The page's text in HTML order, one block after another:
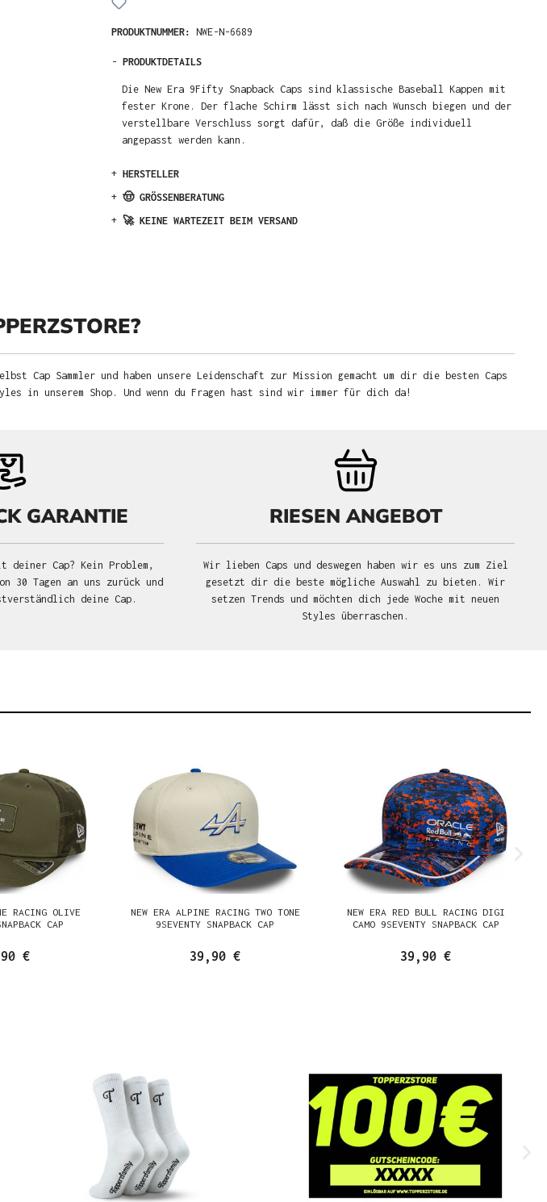
PRODUKTNUMMER: NWE-N-6689
- PRODUKTDETAILS
Die New Era 9Fifty Snapback Caps sind klassische Baseball Kappen mit
fester Krone. Der flache Schirm lässt sich nach Wunsch biegen und der
verstellbare Verschluss sorgt dafür, daß die Größe individuell
angepasst werden kann.
+ HERSTELLER
+ 🤠 GRÖSSENBERATUNG
+ 🚀 KEINE WARTEZEIT BEIM VERSAND
Sammler und haben unsere Leidenschaft zur Mission gemacht um dir die besten Caps
in unserem Shop. Und wenn du Fragen hast sind wir immer für dich da!
GARANTIE
Cap? Kein Problem,
30 Tagen an uns zurück und
deine Cap.
RIESEN ANGEBOT
Wir lieben Caps und deswegen haben wir es uns zum Ziel
gesetzt dir die beste mögliche Auswahl zu bieten. Wir
setzen Trends und möchten dich jede Woche mit neuen
Styles überraschen.
RACING OLIVE
CAP
€
NEW ERA ALPINE RACING TWO TONE
9SEVENTY SNAPBACK CAP
39,90 €
NEW ERA RED BULL RACING DIGI
CAMO 9SEVENTY SNAPBACK CAP
39,90 €